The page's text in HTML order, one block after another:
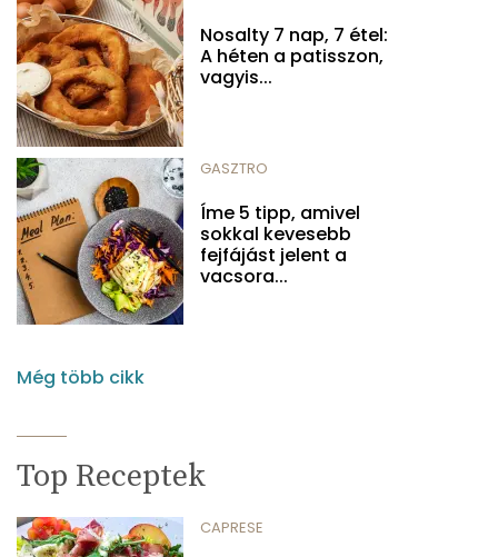
Nosalty 7 nap, 7 étel:
A héten a patisszon,
vagyis...
GASZTRO
Íme 5 tipp, amivel
sokkal kevesebb
fejfájást jelent a
vacsora...
Még több cikk
Top Receptek
CAPRESE